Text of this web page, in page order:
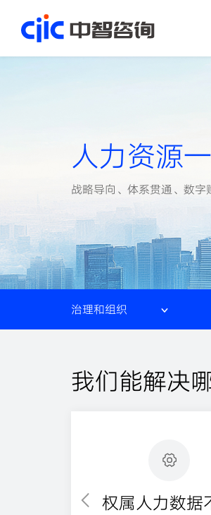
首页
职业
人力资源
战略导向、体系贯通、数
我们能解决
权属人力数据